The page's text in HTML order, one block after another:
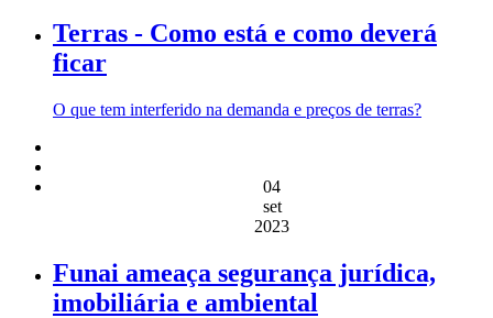
Terras - Como está e como deverá
ficar
O que tem interferido na demanda e preços de terras?
04
set
2023
Funai ameaça segurança jurídica,
imobiliária e ambiental